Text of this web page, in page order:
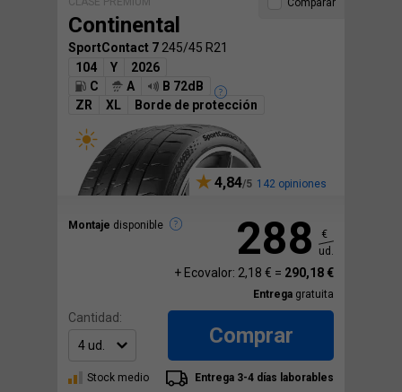
Continental
SportContact 7 245/45 R21
104
Y
2026
C
A
B 72dB
ZR
XL Borde de protección
4,84 142 opiniones
Montaje disponible
Comparar
288
€
ud.
+ Ecovalor: 2,18 € = 290,18 €
Entrega gratuita
Cantidad:
Comprar
Stock medio Entrega 3-4 días laborables